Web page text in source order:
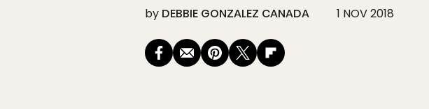
by DEBBIE GONZALEZ CANADA 1 NOV 2018